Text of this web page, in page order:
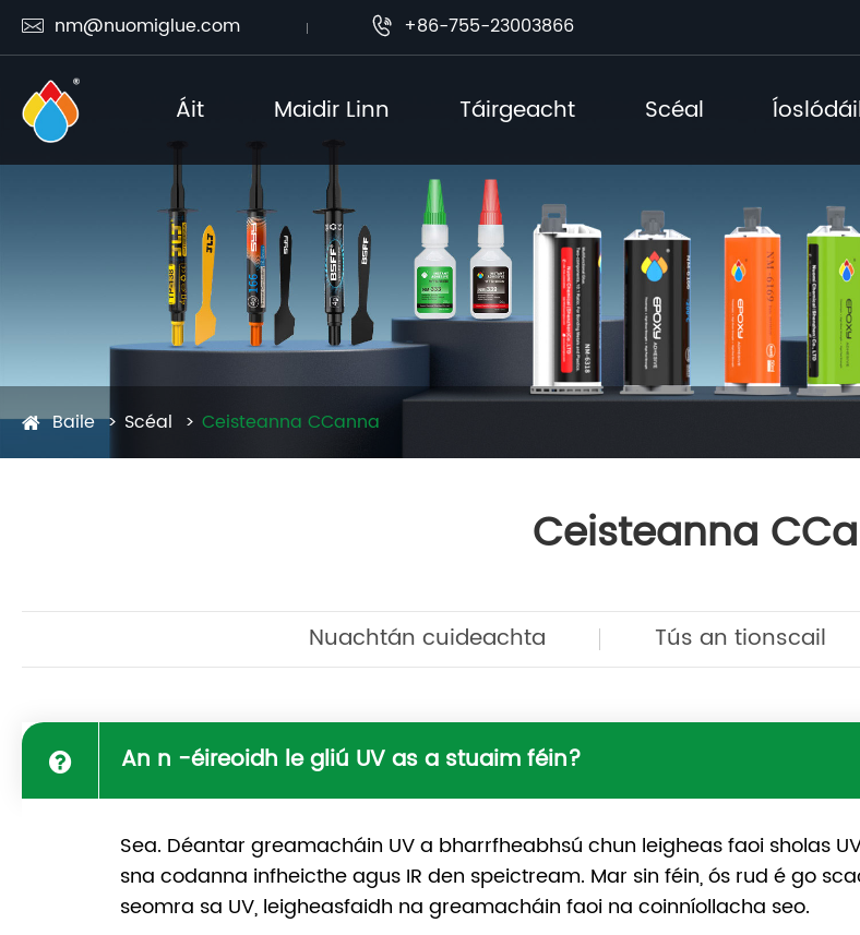
 nm@nuomiglue.com  +86-755-23003866
Áit Maidir Linn Táirgeacht Scéal
Baile Scéal Ceisteanna CCanna
Ceisteanna
Nuachtán cuideachta Tús an tionscail
An n -éireoidh le gliú UV as a stuaim féin?
Sea. Déantar greamacháin UV a bharrfheabhsú chun leigheas faoi sholas
sna codanna infheicthe agus IR den speictream. Mar sin féin, ós rud é go
seomra sa UV, leigheasfaidh na greamacháin faoi na coinníollacha seo.